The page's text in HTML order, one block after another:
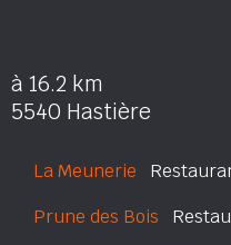
à 16.2 km
5540 Hastière
La Meunerie
Prune des Bois